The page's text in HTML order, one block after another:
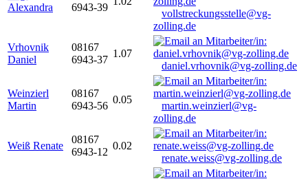
Alexandra
6943-39
vollstreckungsstelle@vg-
zolling.de
Vrhovnik
Daniel
08167
6943-37
1.07
daniel.vrhovnik@vg-zolling.de
Weinzierl
Martin
08167
6943-56
0.05
martin.weinzierl@vg-
zolling.de
Weiß Renate
08167
6943-12
0.02
renate.weiss@vg-zolling.de